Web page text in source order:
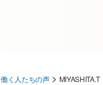
働く人たちの声> MIYASHITA.T